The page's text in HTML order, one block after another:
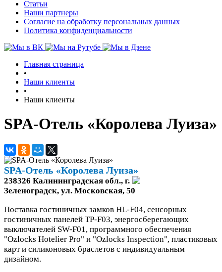
Статьи
Наши партнеры
Согласие на обработку персональных данных
Политика конфиденциальности
Главная страница
•
Наши клиенты
•
Наши клиенты
SPA-Отель «Королева Луиза»
SPA-Отель «Королева Луиза»
238326 Калининградская обл., г.
Зеленоградск, ул. Московская, 50
Поставка гостиничных замков HL-F04, сенсорных
гостиничных панелей TP-F03, энергосберегающих
выключателей SW-F01, программного обеспечения
"Ozlocks Hotelier Pro" и "Ozlocks Inspection", пластиковых
карт и силиконовых браслетов с индивидуальным
дизайном.